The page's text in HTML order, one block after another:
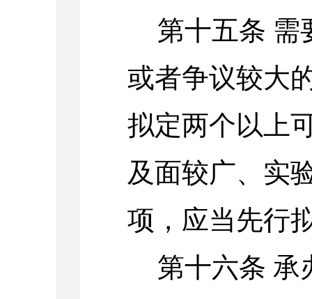
第十五条 需
或者争议较大
拟定两个以上
及面较广、实
项，应当先行
第十六条 承